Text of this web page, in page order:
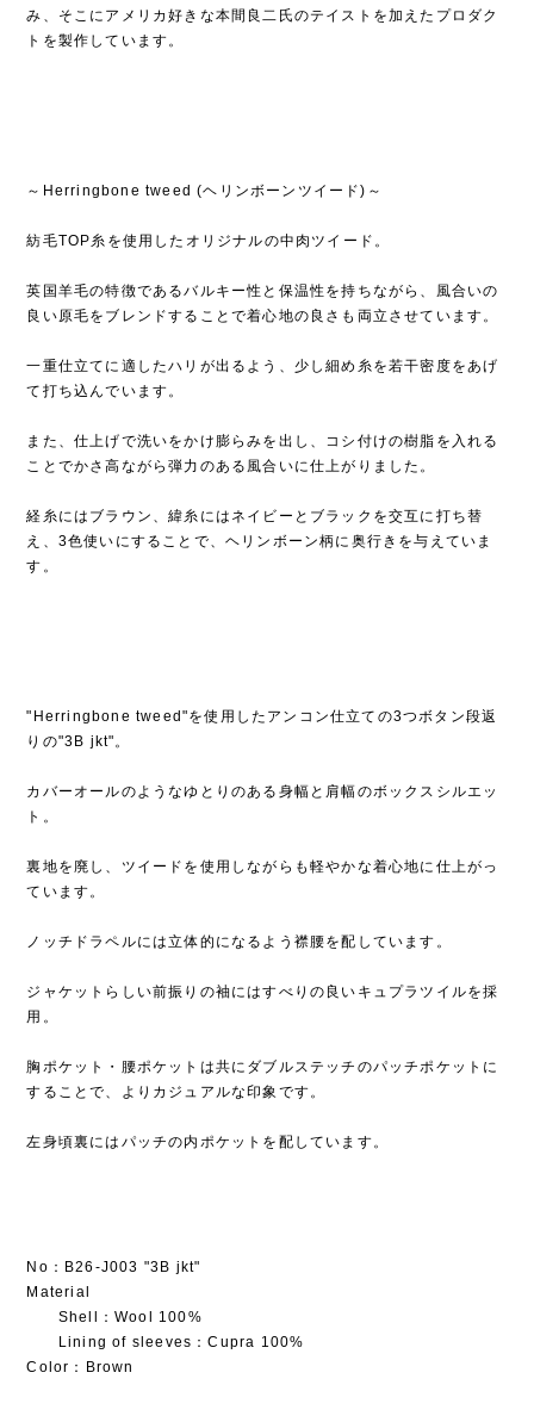
み、そこにアメリカ好きな本間良二氏のテイストを加えたプロダク
トを製作しています。
～Herringbone tweed (ヘリンボーンツイード)～
紡毛TOP糸を使用したオリジナルの中肉ツイード。
英国羊毛の特徴であるバルキー性と保温性を持ちながら、風合いの
良い原毛をブレンドすることで着心地の良さも両立させています。
一重仕立てに適したハリが出るよう、少し細め糸を若干密度をあげ
て打ち込んでいます。
また、仕上げで洗いをかけ膨らみを出し、コシ付けの樹脂を入れる
ことでかさ高ながら弾力のある風合いに仕上がりました。
経糸にはブラウン、緯糸にはネイビーとブラックを交互に打ち替
え、3色使いにすることで、ヘリンボーン柄に奥行きを与えていま
す。
"Herringbone tweed"を使用したアンコン仕立ての3つボタン段返
りの"3B jkt"。
カバーオールのようなゆとりのある身幅と肩幅のボックスシルエッ
ト。
裏地を廃し、ツイードを使用しながらも軽やかな着心地に仕上がっ
ています。
ノッチドラペルには立体的になるよう襟腰を配しています。
ジャケットらしい前振りの袖にはすべりの良いキュプラツイルを採
用。
胸ポケット・腰ポケットは共にダブルステッチのパッチポケットに
することで、よりカジュアルな印象です。
左身頃裏にはパッチの内ポケットを配しています。
No：B26-J003 "3B jkt"
Material
Shell：Wool 100%
Lining of sleeves：Cupra 100%
Color：Brown